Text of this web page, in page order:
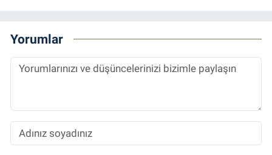
Yorumlar